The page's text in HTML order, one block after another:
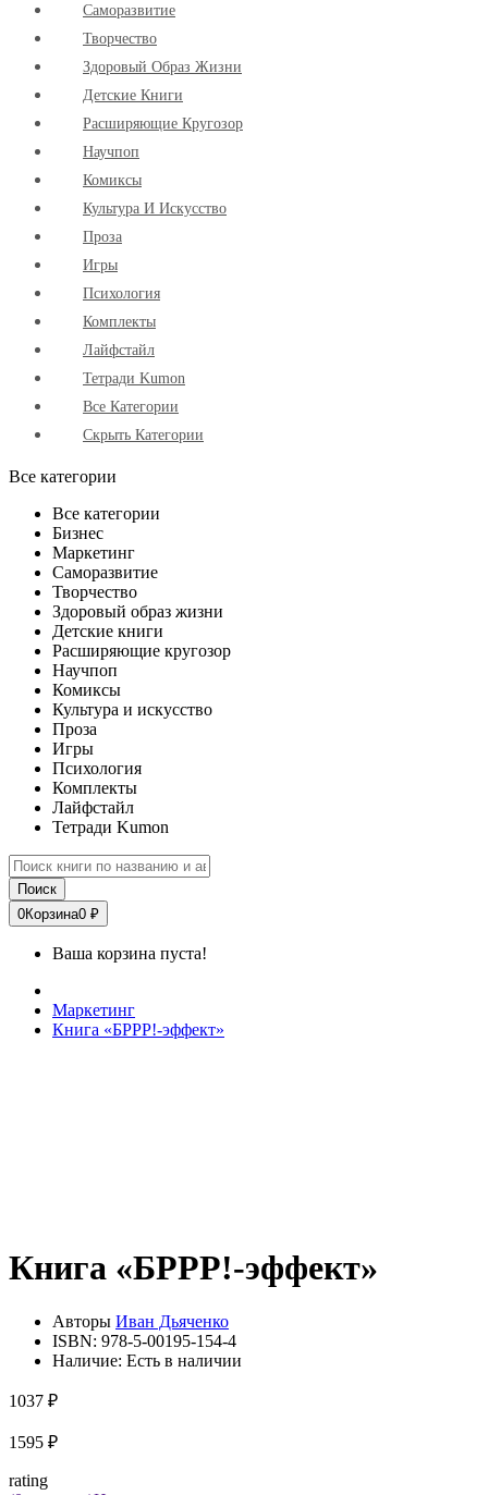
Cаморазвитие
Творчество
Здоровый Образ Жизни
Детские Книги
Расширяющие Кругозор
Научпоп
Комиксы
Культура И Искусство
Проза
Игры
Психология
Комплекты
Лайфстайл
Тетради Kumon
Все Категории
Скрыть Категории
Все категории
Все категории
Бизнес
Маркетинг
Саморазвитие
Творчество
Здоровый образ жизни
Детские книги
Расширяющие кругозор
Научпоп
Комиксы
Культура и искусство
Проза
Игры
Психология
Комплекты
Лайфстайл
Тетради Kumon
Поиск
0Корзина0 ₽
Ваша корзина пуста!
Маркетинг
Книга «БРРР!-эффект»
Книга «БРРР!-эффект»
Авторы Иван Дьяченко
ISBN: 978-5-00195-154-4
Наличие: Есть в наличии
1037 ₽
1595 ₽
rating